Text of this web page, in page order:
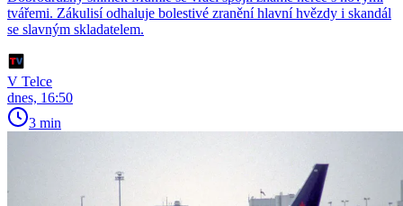
tvářemi. Zákulisí odhaluje bolestivé zranění hlavní hvězdy i skandál
se slavným skladatelem.
V Telce
dnes, 16:50
3 min